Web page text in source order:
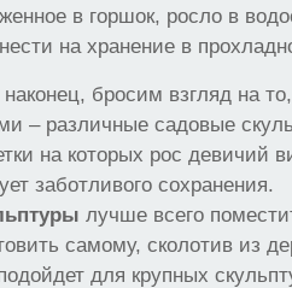
в горшок, росло в
на хранение в
бросим взгляд на
– различные садовые
на которых рос девичий
заботливого сохранения.
лучше всего
самому, сколотив из
для крупных